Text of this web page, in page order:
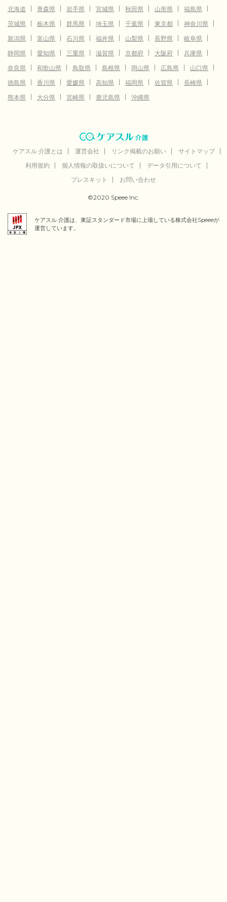
北海道 青森県 岩手県 宮城県 秋田県 山形県
福島県
茨城県
栃木県 群馬県 埼玉県 千葉県 東京都
神奈川県
新潟県
富山県 石川県 福井県 山梨県 長野県
岐阜県
静岡県
愛知県 三重県 滋賀県 京都府 大阪府
兵庫県
奈良県
和歌山県 鳥取県 島根県 岡山県 広島県
山口県
徳島県
香川県 愛媛県 高知県 福岡県 佐賀県
長崎県
熊本県
大分県 宮崎県 鹿児島県 沖縄県
ケアスル 介護とは 運営会社 リンク掲載のお願い
サイトマップ
利用規約
個人情報の取扱いについて
データ引用について
プレスキット
お問い合わせ
©2020 Speee Inc.
ケアスル 介護は、東証スタンダード市場に上場している株式会社Speeeが
運営しています。